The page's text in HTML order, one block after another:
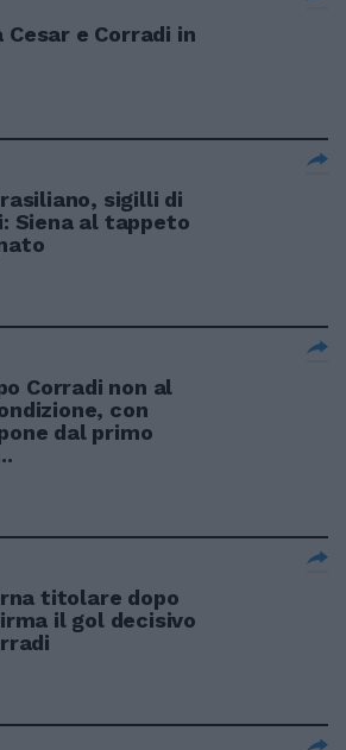
e Corradi in
sigilli di
Siena al tappeto
Corradi non al
con
dal primo
titolare dopo
il gol decisivo